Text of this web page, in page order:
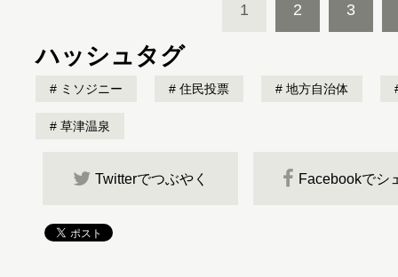
1 2 3
ハッシュタグ
ミソジニー 住民投票 地方自治体
草津温泉
Twitterでつぶやく Facebookでシ